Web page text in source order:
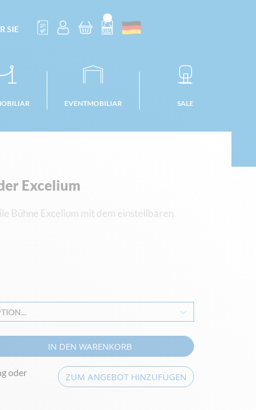
SIE
EVENTMOBILIAR SALE
Excelium
Bühne Excelium mit dem einstellbaren
IN DEN WARENKORB
oder
ZUM ANGEBOT HINZUFÜGEN